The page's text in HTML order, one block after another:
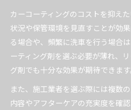
カーコーティングのコストを抑え
状況や保管環境を見直すことが効
る場合や、頻繁に洗車を行う場合
ーティング剤を選ぶ必要が薄れ、
グ剤でも十分な効果が期待できます
また、施工業者を選ぶ際には複数
内容やアフターケアの充実度を確